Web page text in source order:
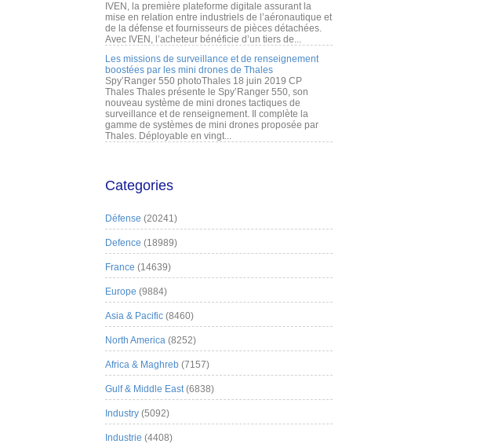
IVEN, la première plateforme digitale assurant la
mise en relation entre industriels de l’aéronautique et
de la défense et fournisseurs de pièces détachées.
Avec IVEN, l’acheteur bénéficie d’un tiers de...
Les missions de surveillance et de renseignement
boostées par les mini drones de Thales
Spy’Ranger 550 photoThales 18 juin 2019 CP
Thales Thales présente le Spy’Ranger 550, son
nouveau système de mini drones tactiques de
surveillance et de renseignement. Il complète la
gamme de systèmes de mini drones proposée par
Thales. Déployable en vingt...
Categories
Défense (20241)
Defence (18989)
France (14639)
Europe (9884)
Asia & Pacific (8460)
North America (8252)
Africa & Maghreb (7157)
Gulf & Middle East(6838)
Industry (5092)
Industrie (4408)